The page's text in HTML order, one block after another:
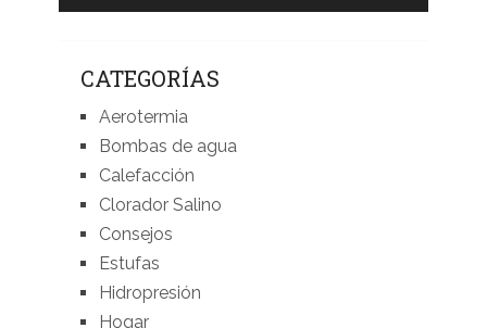
CATEGORÍAS
Aerotermia
Bombas de agua
Calefacción
Clorador Salino
Consejos
Estufas
Hidropresión
Hogar